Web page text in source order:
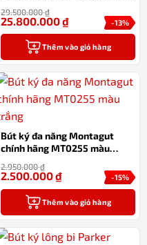
29.500.000₫
-13%
25.800.000₫
Thêm vào giỏ hàng
Bút ký đa năng Montagut
chính hãng MT0255 màu
2.950.000₫
-15%
2.500.000₫
Thêm vào giỏ hàng